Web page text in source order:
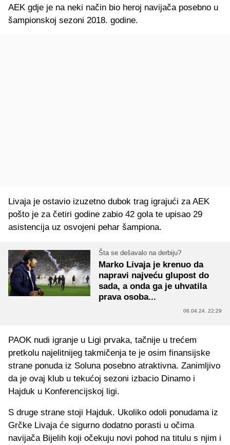
AEK gdje je na neki način bio heroj navijača posebno u
šampionskoj sezoni 2018. godine.
Livaja je ostavio izuzetno dubok trag igrajući za AEK
pošto je za četiri godine zabio 42 gola te upisao 29
asistencija uz osvojeni pehar šampiona.
Šta se dešavalo na derbiju?
Marko Livaja je krenuo da
napravi najveću glupost do
sada, a onda ga je uhvatila
prava osoba...
06.04.24. 22:29
PAOK nudi igranje u Ligi prvaka, tačnije u trećem
pretkolu najelitnijeg takmičenja te je osim finansijske
strane ponuda iz Soluna posebno atraktivna. Zanimljivo
da je ovaj klub u tekućoj sezoni izbacio Dinamo i
Hajduk u Konferencijskoj ligi.
S druge strane stoji Hajduk. Ukoliko odoli ponudama iz
Grčke Livaja će sigurno dodatno porasti u očima
navijača Bijelih koji očekuju novi pohod na titulu s njim i